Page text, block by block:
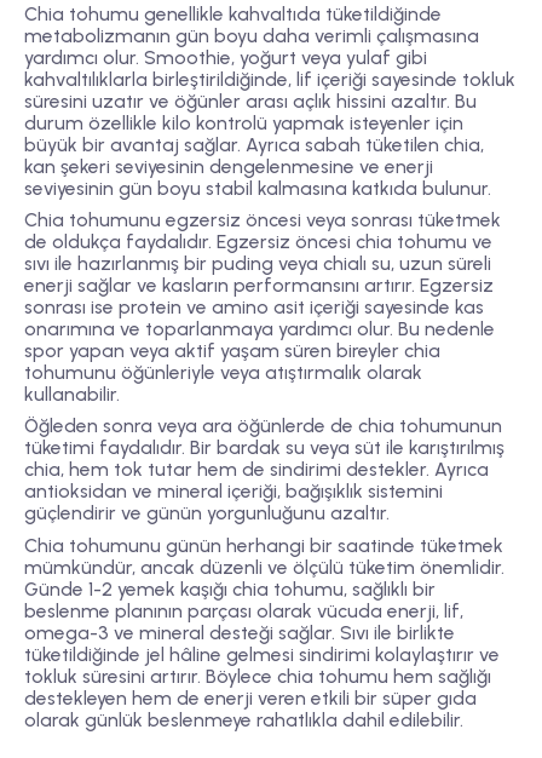
Chia tohumu genellikle kahvaltıda tüketildiğinde
metabolizmanın gün boyu daha verimli çalışmasına
yardımcı olur. Smoothie, yoğurt veya yulaf gibi
kahvaltılıklarla birleştirildiğinde, lif içeriği sayesinde tokluk
süresini uzatır ve öğünler arası açlık hissini azaltır. Bu
durum özellikle kilo kontrolü yapmak isteyenler için
büyük bir avantaj sağlar. Ayrıca sabah tüketilen chia,
kan şekeri seviyesinin dengelenmesine ve enerji
seviyesinin gün boyu stabil kalmasına katkıda bulunur.
Chia tohumunu egzersiz öncesi veya sonrası tüketmek
de oldukça faydalıdır. Egzersiz öncesi chia tohumu ve
sıvı ile hazırlanmış bir puding veya chialı su, uzun süreli
enerji sağlar ve kasların performansını artırır. Egzersiz
sonrası ise protein ve amino asit içeriği sayesinde kas
onarımına ve toparlanmaya yardımcı olur. Bu nedenle
spor yapan veya aktif yaşam süren bireyler chia
tohumunu öğünleriyle veya atıştırmalık olarak
kullanabilir.
Öğleden sonra veya ara öğünlerde de chia tohumunun
tüketimi faydalıdır. Bir bardak su veya süt ile karıştırılmış
chia, hem tok tutar hem de sindirimi destekler. Ayrıca
antioksidan ve mineral içeriği, bağışıklık sistemini
güçlendirir ve günün yorgunluğunu azaltır.
Chia tohumunu günün herhangi bir saatinde tüketmek
mümkündür, ancak düzenli ve ölçülü tüketim önemlidir.
Günde 1-2 yemek kaşığı chia tohumu, sağlıklı bir
beslenme planının parçası olarak vücuda enerji, lif,
omega-3 ve mineral desteği sağlar. Sıvı ile birlikte
tüketildiğinde jel hâline gelmesi sindirimi kolaylaştırır ve
tokluk süresini artırır. Böylece chia tohumu hem sağlığı
destekleyen hem de enerji veren etkili bir süper gıda
olarak günlük beslenmeye rahatlıkla dahil edilebilir.